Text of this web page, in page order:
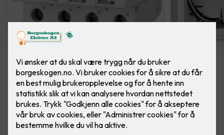
Rehabilitering av sikringsskap
Ferdig montert rehab sikringsskap m/ innmat.
Boligskap IT 50A 12 kurser.